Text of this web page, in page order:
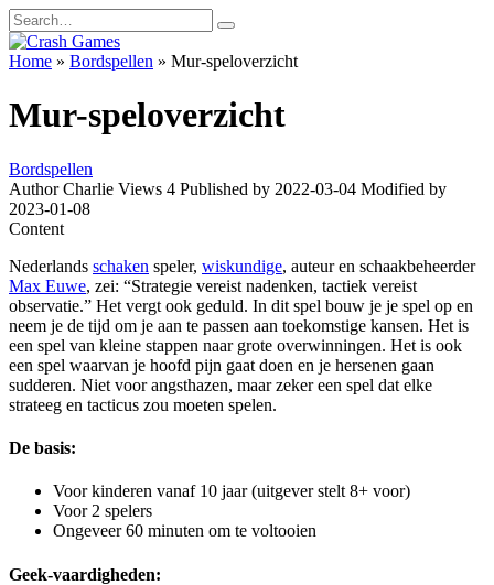
Skip
to
content
Search
for:
Home » Bordspellen » Mur-speloverzicht
Mur-speloverzicht
Bordspellen
Author Charlie Views 4 Published by 2022-03-04 Modified by
2023-01-08
Content
Nederlands schaken speler, wiskundige, auteur en schaakbeheerder
Max Euwe, zei: “Strategie vereist nadenken, tactiek vereist
observatie.” Het vergt ook geduld. In dit spel bouw je je spel op en
neem je de tijd om je aan te passen aan toekomstige kansen. Het is
een spel van kleine stappen naar grote overwinningen. Het is ook
een spel waarvan je hoofd pijn gaat doen en je hersenen gaan
sudderen. Niet voor angsthazen, maar zeker een spel dat elke
strateeg en tacticus zou moeten spelen.
De basis:
Voor kinderen vanaf 10 jaar (uitgever stelt 8+ voor)
Voor 2 spelers
Ongeveer 60 minuten om te voltooien
Geek-vaardigheden: